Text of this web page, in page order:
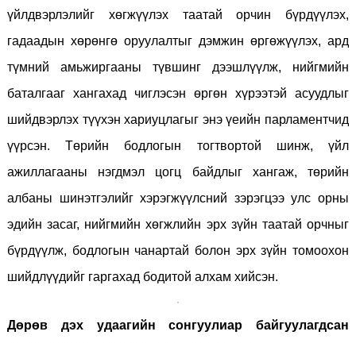
үйлдвэрлэлийг хөгжүүлэх таатай орчин бүрдүүлэх,
гадаадын хөрөнгө оруулалтыг дэмжин өргөжүүлэх, ард
түмний амьжиргааны түвшинг дээшлүүлж, нийгмийн
баталгааг хангахад чиглэсэн өргөн хүрээтэй асуудлыг
шийдвэрлэх түүхэн хариуцлагыг энэ үеийн парламентчид
үүрсэн. Төрийн бодлогын тогтвортой шинж, үйл
ажиллагааны нэгдмэл цогц байдлыг хангаж, төрийн
албаны шинэтгэлийг хэрэгжүүлсний зэрэгцээ улс орны
эдийн засаг, нийгмийн хөгжлийн эрх зүйн таатай орчныг
бүрдүүлж, бодлогын чанартай болон эрх зүйн томоохон
шийдлүүдийг гаргахад бодитой алхам хийсэн.
Дөрөв дэх удаагийн сонгуулиар байгуулагдсан